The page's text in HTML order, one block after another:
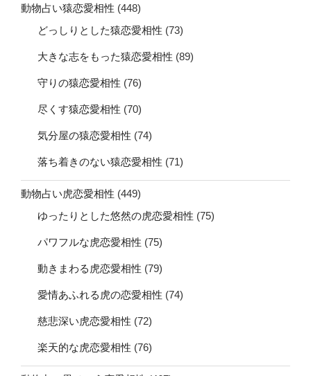
動物占い猿恋愛相性 (448)
どっしりとした猿恋愛相性 (73)
大きな志をもった猿恋愛相性 (89)
守りの猿恋愛相性 (76)
尽くす猿恋愛相性 (70)
気分屋の猿恋愛相性 (74)
落ち着きのない猿恋愛相性 (71)
動物占い虎恋愛相性 (449)
ゆったりとした悠然の虎恋愛相性 (75)
パワフルな虎恋愛相性 (75)
動きまわる虎恋愛相性 (79)
愛情あふれる虎の恋愛相性 (74)
慈悲深い虎恋愛相性 (72)
楽天的な虎恋愛相性 (76)